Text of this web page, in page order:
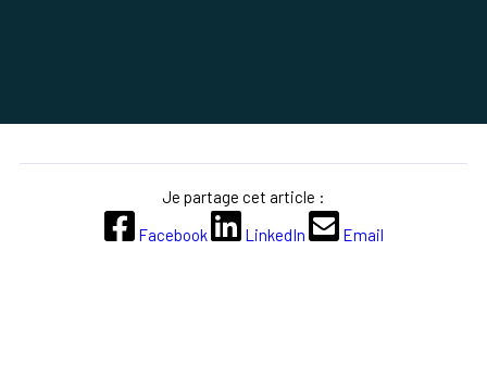
Je partage cet article :
Facebook
LinkedIn Email